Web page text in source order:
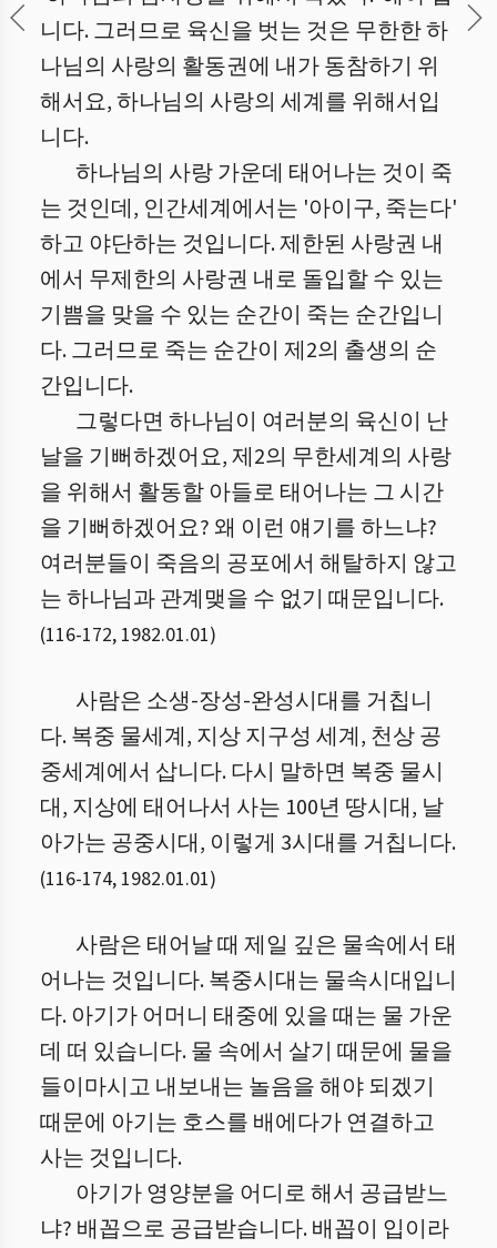
니다. 그러므로 육신을 벗는 것은 무한한 하
나님의 사랑의 활동권에 내가 동참하기 위
해서요, 하나님의 사랑의 세계를 위해서입
니다.
하나님의 사랑 가운데 태어나는 것이 죽
는 것인데, 인간세계에서는 '아이구, 죽는다'
하고 야단하는 것입니다. 제한된 사랑권 내
에서 무제한의 사랑권 내로 돌입할 수 있는
기쁨을 맞을 수 있는 순간이 죽는 순간입니
다. 그러므로 죽는 순간이 제2의 출생의 순
간입니다.
그렇다면 하나님이 여러분의 육신이 난
날을 기뻐하겠어요, 제2의 무한세계의 사랑
을 위해서 활동할 아들로 태어나는 그 시간
을 기뻐하겠어요? 왜 이런 얘기를 하느냐?
여러분들이 죽음의 공포에서 해탈하지 않고
는 하나님과 관계맺을 수 없기 때문입니다.
(116-172, 1982.01.01)
사람은 소생-장성-완성시대를 거칩니
다. 복중 물세계, 지상 지구성 세계, 천상 공
중세계에서 삽니다. 다시 말하면 복중 물시
대, 지상에 태어나서 사는 100년 땅시대, 날
아가는 공중시대, 이렇게 3시대를 거칩니다.
(116-174, 1982.01.01)
사람은 태어날 때 제일 깊은 물속에서 태
어나는 것입니다. 복중시대는 물속시대입니
다. 아기가 어머니 태중에 있을 때는 물 가운
데 떠 있습니다. 물 속에서 살기 때문에 물을
들이마시고 내보내는 놀음을 해야 되겠기
때문에 아기는 호스를 배에다가 연결하고
사는 것입니다.
아기가 영양분을 어디로 해서 공급받느
냐? 배꼽으로 공급받습니다. 배꼽이 입이라